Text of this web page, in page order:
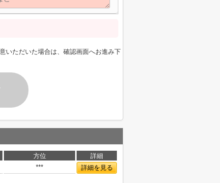
いただいた場合は、確認画面へお進み下
方位
詳細
***
詳細を見る